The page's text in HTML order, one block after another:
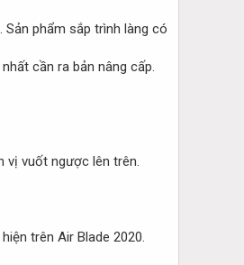
phẩm sắp trình làng có
cần ra bản nâng cấp.
vị vuốt ngược lên trên.
trên Air Blade 2020.